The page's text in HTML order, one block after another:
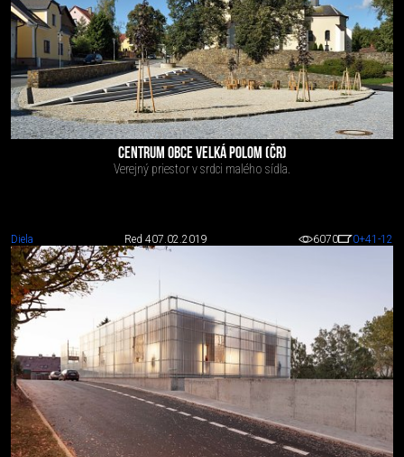
CENTRUM OBCE VELKÁ POLOM (ČR)
Verejný priestor v srdci malého sídla.
Diela Red 407.02.2019 6070 0+41 -12